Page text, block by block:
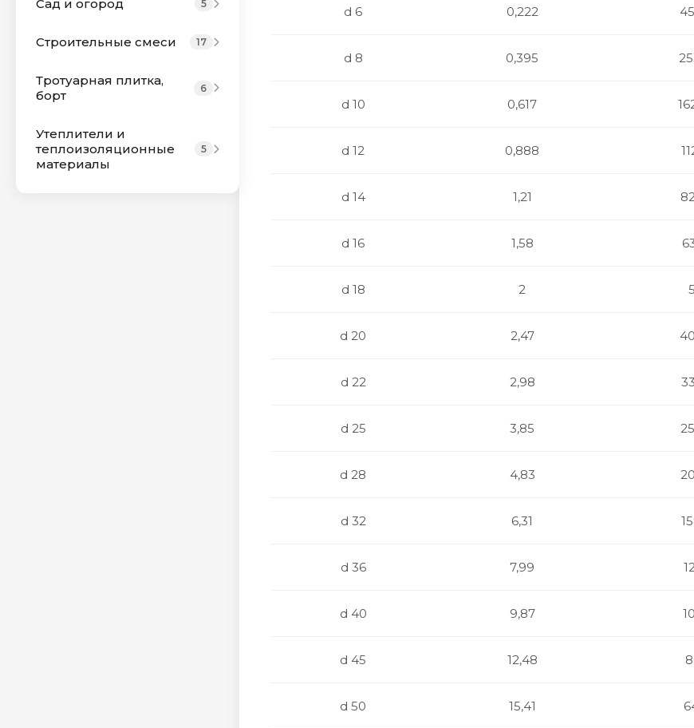
Сад и огород 5
Строительные смеси 17
Тротуарная плитка,
борт
6
Утеплители и
теплоизоляционные
материалы
5
d 6 0,222
d 8 0,395
d 10 0,617
d 12 0,888
d 14 1,21
d 16 1,58
d 18 2
d 20 2,47
d 22 2,98
d 25 3,85
d 28 4,83
d 32 6,31
d 36 7,99
d 40 9,87
d 45 12,48
d 50 15,41